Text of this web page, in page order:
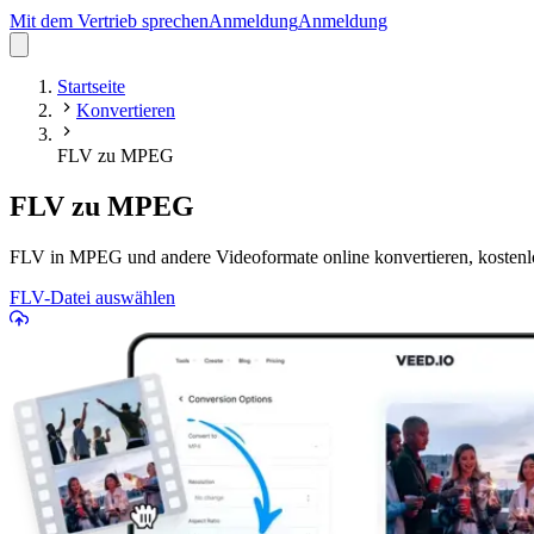
Mit dem Vertrieb sprechenAnmeldungAnmeldung
Startseite
Konvertieren
FLV zu MPEG
FLV zu MPEG
FLV in MPEG und andere Videoformate online konvertieren,
FLV-Datei auswählen